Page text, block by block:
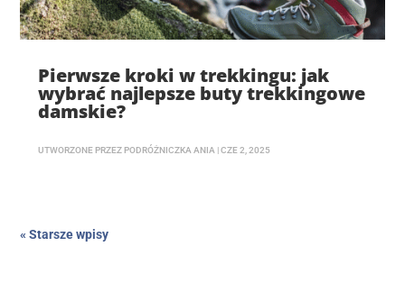
Pierwsze kroki w trekkingu: jak
wybrać najlepsze buty trekkingowe
damskie?
UTWORZONE PRZEZ PODRÓŻNICZKA ANIA |CZE 2, 2025
« Starsze wpisy